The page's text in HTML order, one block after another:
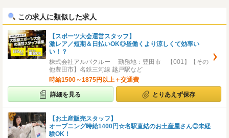
この求人に類似した求人
【スポーツ大会運営スタッフ】
激レア／短期＆日払いOK◎昼働くより涼しくて効率い
い！？
株式会社アルバクルー 勤務地：豊田市 【001】【その
他豊田市】名鉄三河線 越戸駅など
時給1500～1875円以上＋交通費
詳細を見る とりあえず保存
【お土産販売スタッフ】
オープニング時給1400円☆名駅直結のお土産屋さん◎未経
験OK！